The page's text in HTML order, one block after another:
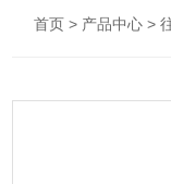
首页 > 产品中心 >